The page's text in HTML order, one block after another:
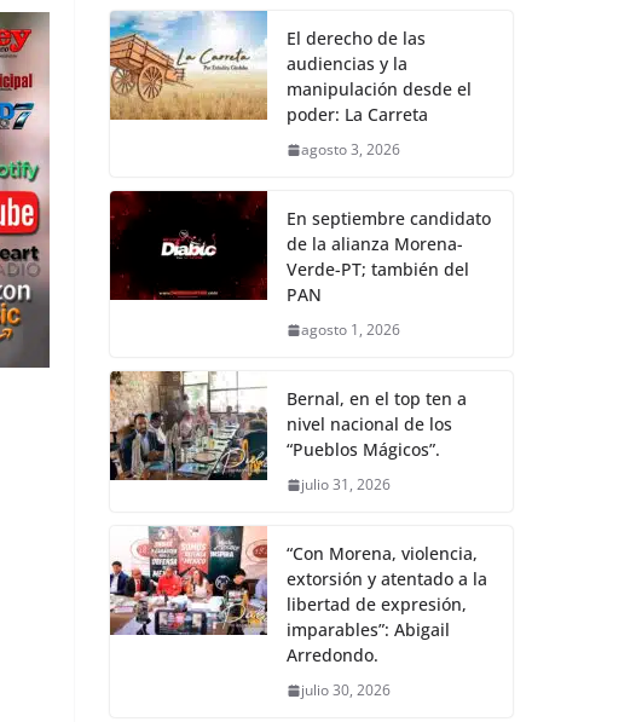
El derecho de las
audiencias y la
manipulación desde el
poder: La Carreta
agosto 3, 2026
En septiembre candidato
de la alianza Morena-
Verde-PT; también del
PAN
agosto 1, 2026
Bernal, en el top ten a
nivel nacional de los
“Pueblos Mágicos”.
julio 31, 2026
“Con Morena, violencia,
extorsión y atentado a la
libertad de expresión,
imparables”: Abigail
Arredondo.
julio 30, 2026